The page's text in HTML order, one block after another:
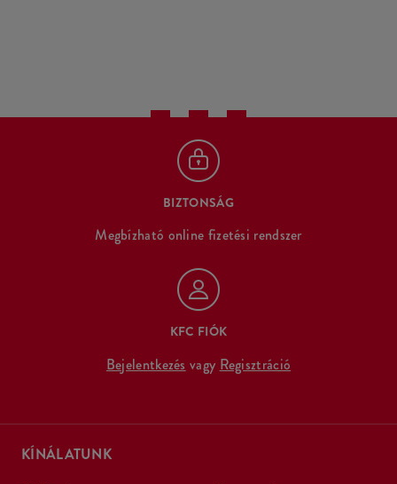
BIZTONSÁG
Megbízható online fizetési rendszer
KFC FIÓK
Bejelentkezés vagy Regisztráció
KÍNÁLATUNK